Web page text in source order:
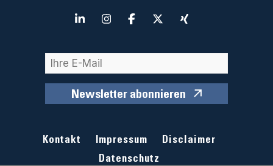
Newsletter abonnieren
Kontakt Impressum
Disclaimer
Datenschutz